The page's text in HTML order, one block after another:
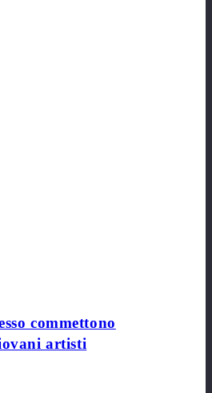
commettono
artisti